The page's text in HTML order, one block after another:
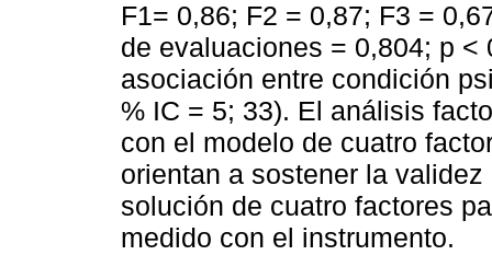
F1= 0,86; F2 = 0,87; F3 =
de evaluaciones = 0,804; p
asociación entre condición
% IC = 5; 33). El análisis
con el modelo de cuatro
orientan a sostener la
solución de cuatro factores
medido con el instrumento.